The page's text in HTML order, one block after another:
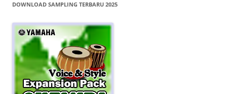
DOWNLOAD SAMPLING TERBARU 2025